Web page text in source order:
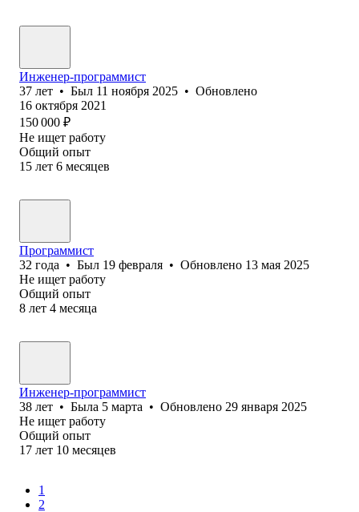
Инженер-программист
37 лет • Был 11 ноября 2025 • Обновлено
16 октября 2021
150 000 ₽
Не ищет работу
Общий опыт
15 лет 6 месяцев
Программист
32 года • Был 19 февраля • Обновлено 13 мая 2025
Не ищет работу
Общий опыт
8 лет 4 месяца
Инженер-программист
38 лет • Была 5 марта • Обновлено 29 января 2025
Не ищет работу
Общий опыт
17 лет 10 месяцев
1
2